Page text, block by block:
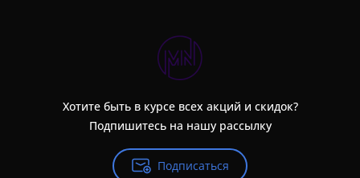
Хотите быть в курсе всех акций и скидок?
Подпишитесь на нашу рассылку
Подписаться